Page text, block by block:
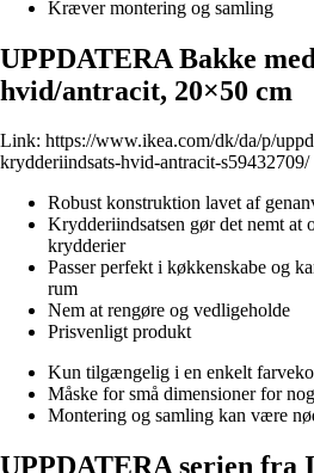
Kræver montering og samling
UPPDATERA Bakke
hvid/antracit, 20×50 cm
Link: https://www.ikea.com/dk/da/p/
krydderiindsats-hvid-antracit-s59432709/
Robust konstruktion lavet af
Krydderiindsatsen gør det nemt at
krydderier
Passer perfekt i køkkenskabe og
rum
Nem at rengøre og vedligeholde
Prisvenligt produkt
Kun tilgængelig i en enkelt
Måske for små dimensioner for
Montering og samling kan være
UPPDATERA serien fra